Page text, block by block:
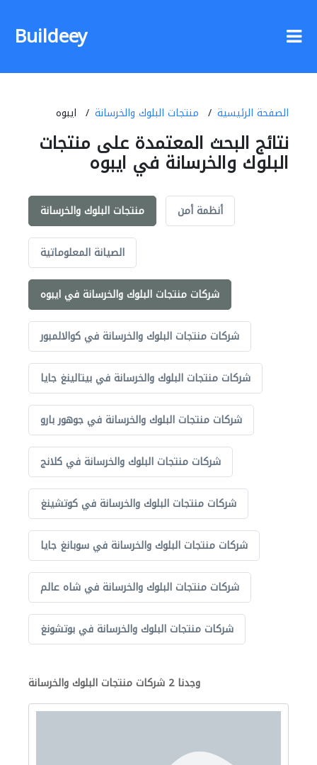
Buildeey
الصفحة الرئيسية منتجات البلوك والخرسانة ايبوه
نتائج البحث المعتمدة على منتجات
البلوك والخرسانة في ايبوه
منتجات البلوك والخرسانة أنظمة أمن
الصيانة المعلوماتية
شركات منتجات البلوك والخرسانة في ايبوه
شركات منتجات البلوك والخرسانة في كوالالمبور
شركات منتجات البلوك والخرسانة في بيتالينغ جايا
شركات منتجات البلوك والخرسانة في جوهور بارو
شركات منتجات البلوك والخرسانة في كلانج
شركات منتجات البلوك والخرسانة في كوتشينغ
شركات منتجات البلوك والخرسانة في سوبانغ جايا
شركات منتجات البلوك والخرسانة في شاه عالم
شركات منتجات البلوك والخرسانة في بوتشونغ
وجدنا 2 شركات منتجات البلوك والخرسانة